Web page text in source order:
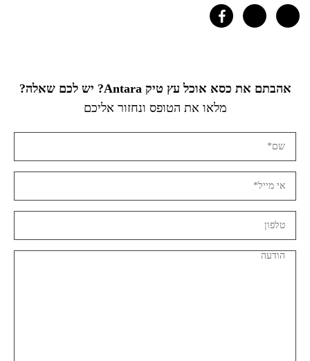
אהבתם את כסא אוכל עץ טיק Antara? יש לכם שאלה?
מלאו את הטופס ונחזור אליכם